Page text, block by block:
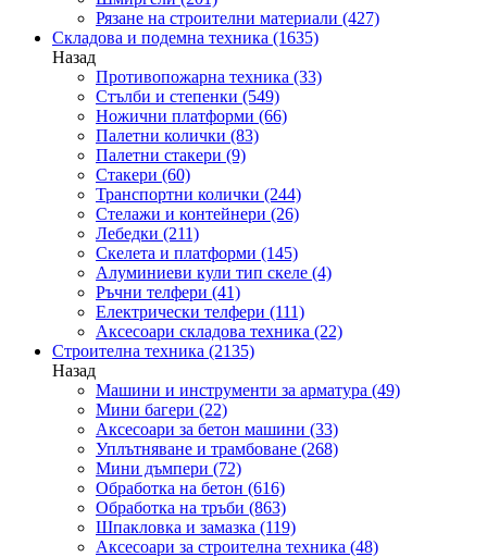
Рязане на строителни материали (427)
Складова и подемна техника (1635)
Назад
Противопожарна техника (33)
Стълби и степенки (549)
Ножични платформи (66)
Палетни колички (83)
Палетни стакери (9)
Стакери (60)
Транспортни колички (244)
Стелажи и контейнери (26)
Лебедки (211)
Скелета и платформи (145)
Алуминиеви кули тип скеле (4)
Ръчни телфери (41)
Електрически телфери (111)
Аксесоари складова техника (22)
Строителна техника (2135)
Назад
Машини и инструменти за арматура (49)
Мини багери (22)
Аксесоари за бетон машини (33)
Уплътняване и трамбоване (268)
Мини дъмпери (72)
Обработка на бетон (616)
Обработка на тръби (863)
Шпакловка и замазка (119)
Аксесоари за строителна техника (48)